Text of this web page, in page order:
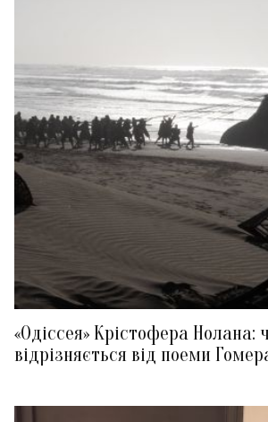
«Одіссея» Крістофера Нолана:
відрізняється від поеми